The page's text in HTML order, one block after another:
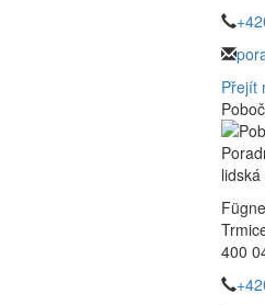
Přejít
400